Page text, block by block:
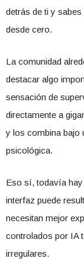
detrás de ti y
desde cero.
La comunidad
destacar algo
sensación de
directamente a
y los combina bajo
psicológica.
Eso sí, todavía
interfaz puede
necesitan mejor
controlados por IA
irregulares.